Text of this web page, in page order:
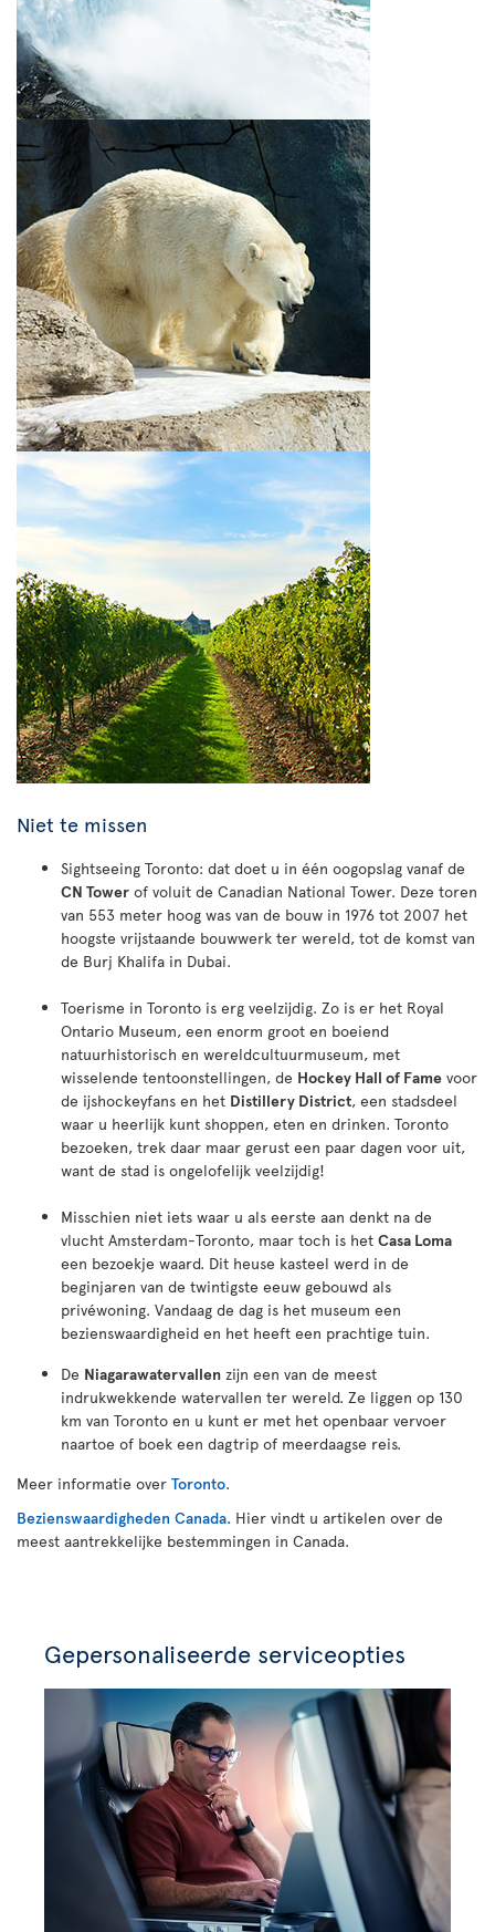
Niet te missen
Sightseeing Toronto: dat doet u in één oogopslag vanaf de
CN Tower of voluit de Canadian National Tower. Deze toren
van 553 meter hoog was van de bouw in 1976 tot 2007 het
hoogste vrijstaande bouwwerk ter wereld, tot de komst van
de Burj Khalifa in Dubai.
Toerisme in Toronto is erg veelzijdig. Zo is er het Royal
Ontario Museum, een enorm groot en boeiend
natuurhistorisch en wereldcultuurmuseum, met
wisselende tentoonstellingen, de Hockey Hall of Fame voor
de ijshockeyfans en het Distillery District, een stadsdeel
waar u heerlijk kunt shoppen, eten en drinken. Toronto
bezoeken, trek daar maar gerust een paar dagen voor uit,
want de stad is ongelofelijk veelzijdig!
Misschien niet iets waar u als eerste aan denkt na de
vlucht Amsterdam-Toronto, maar toch is het Casa Loma
een bezoekje waard. Dit heuse kasteel werd in de
beginjaren van de twintigste eeuw gebouwd als
privéwoning. Vandaag de dag is het museum een
bezienswaardigheid en het heeft een prachtige tuin.
De Niagarawatervallen zijn een van de meest
indrukwekkende watervallen ter wereld. Ze liggen op 130
km van Toronto en u kunt er met het openbaar vervoer
naartoe of boek een dagtrip of meerdaagse reis.
Meer informatie over Toronto.
Bezienswaardigheden Canada. Hier vindt u artikelen over de
meest aantrekkelijke bestemmingen in Canada.
Gepersonaliseerde serviceopties